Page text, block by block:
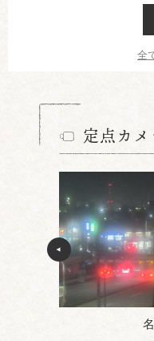
全
定点カメ